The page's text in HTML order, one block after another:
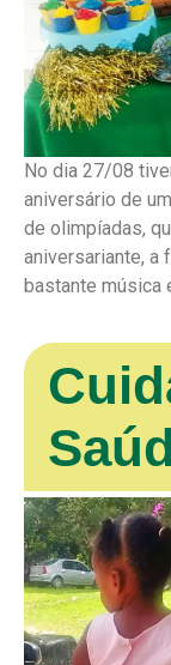
No dia 27/08
aniversário de
de olimpíadas,
aniversariante, a
bastante música